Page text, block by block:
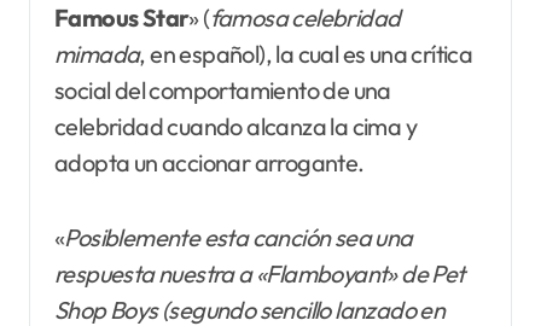
Famous Star» (famosacelebridad
mimada, en español), la cual es una crítica
social del comportamiento de una
celebridad cuando alcanza la cima y
adopta un accionar arrogante.
«Posiblemente esta canción sea una
respuesta nuestra a «Flamboyant» de Pet
Shop Boys (segundo sencillo lanzado en